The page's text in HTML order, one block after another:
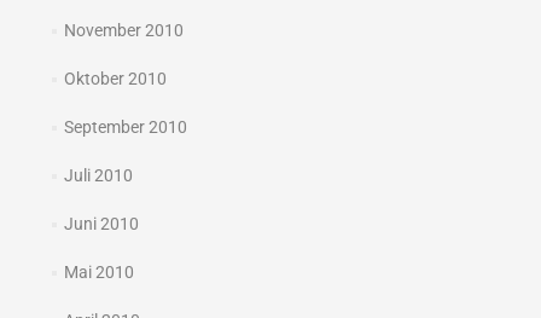
November 2010
Oktober 2010
September 2010
Juli 2010
Juni 2010
Mai 2010